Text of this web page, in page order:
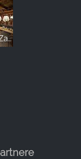
Für Kinder
es gibt eine
ist sehr
das Essen
aber gerade
Cafe _ Kleine Zauberwelt